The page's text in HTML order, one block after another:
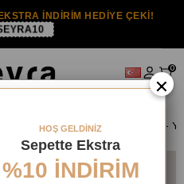
İNDİRİM HEDİYE ÇEKİ!
0
İpek 2024 Yaz
×
HOŞ GELDİNİZ
Sepette Ekstra
%10 İNDİRİM